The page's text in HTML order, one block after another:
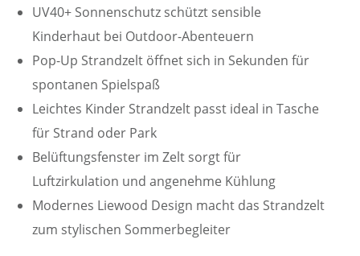
UV40+ Sonnenschutz schützt sensible
Kinderhaut bei Outdoor-Abenteuern
Pop-Up Strandzelt öffnet sich in Sekunden für
spontanen Spielspaß
Leichtes Kinder Strandzelt passt ideal in Tasche
für Strand oder Park
Belüftungsfenster im Zelt sorgt für
Luftzirkulation und angenehme Kühlung
Modernes Liewood Design macht das Strandzelt
zum stylischen Sommerbegleiter